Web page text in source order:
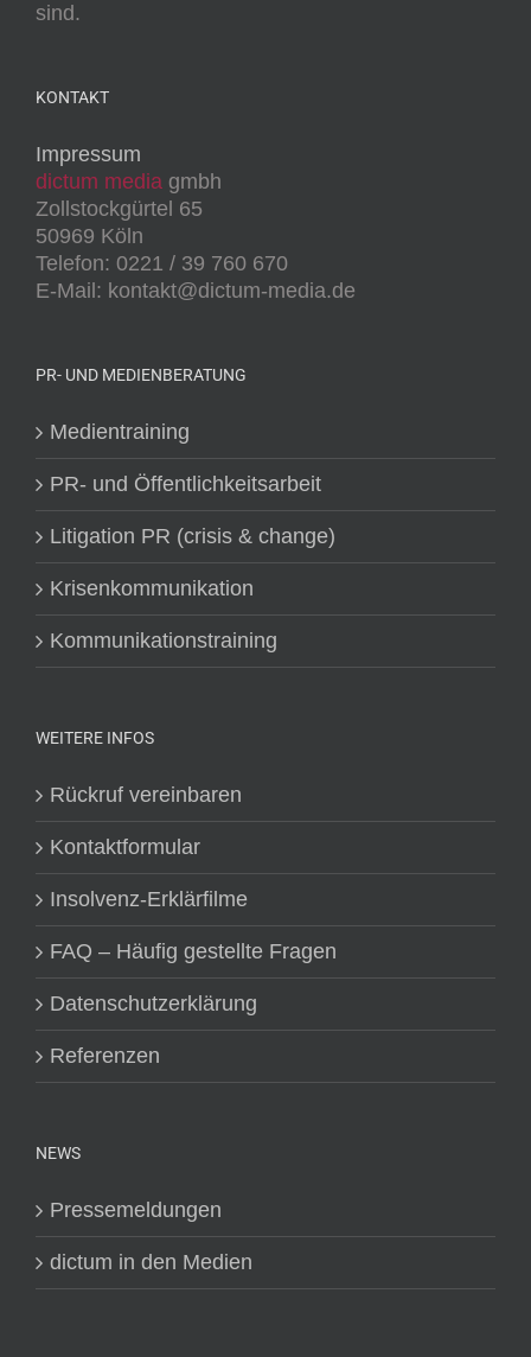
sind.
KONTAKT
Impressum
dictum media gmbh
Zollstockgürtel 65
50969 Köln
Telefon: 0221 / 39 760 670
E-Mail: kontakt@dictum-media.de
PR- UND MEDIENBERATUNG
Medientraining
PR- und Öffentlichkeitsarbeit
Litigation PR (crisis & change)
Krisenkommunikation
Kommunikationstraining
WEITERE INFOS
Rückruf vereinbaren
Kontaktformular
Insolvenz-Erklärfilme
FAQ – Häufig gestellte Fragen
Datenschutzerklärung
Referenzen
NEWS
Pressemeldungen
dictum in den Medien